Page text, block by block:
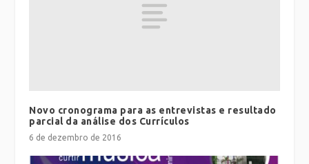
Novo cronograma para as entrevistas e resultado
parcial da análise dos Currículos
6 de dezembro de 2016